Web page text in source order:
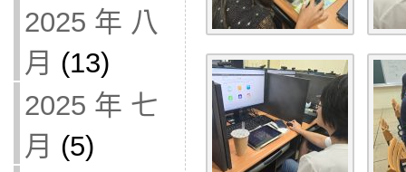
2025 年 八
月 (13)
2025 年 七
月 (5)